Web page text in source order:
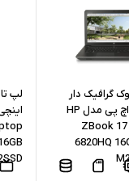
گرافیک دار
17.3 اینچی اچ پی مدل HP
ZBook 17
6820HQ